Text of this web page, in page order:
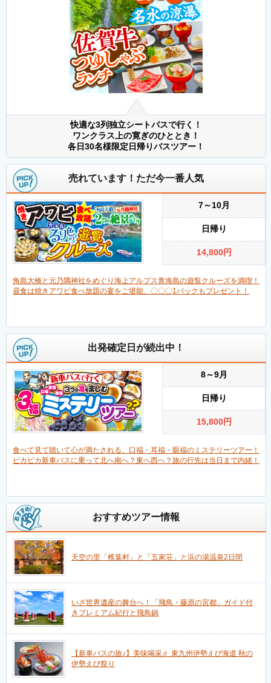
快適な3列独立シートバスで行く！
ワンクラス上の寛ぎのひととき！
各日30名様限定日帰りバスツアー！
売れています！ただ今一番人気
7～10月
日帰り
14,800円
角島大橋と元乃隅神社をめぐり海上アルプス青海島の遊覧クルーズを満喫！
昼食は焼きアワビ食べ放題の宴をご堪能、〇〇〇1パックもプレゼント！
出発確定日が続出中！
8～9月
日帰り
15,800円
食べて見て聴いて心が満たされる、口福・耳福・眼福のミステリーツアー！
ピカピカ新車バスに乗って北へ南へ？東へ西へ？旅の行先は当日まで内緒！
おすすめツアー情報
天空の里「椎葉村」と「五家荘」と浜の湯温泉2日間
いざ世界遺産の舞台へ！「飛鳥・藤原の宮都」ガイド付
きプレミアム紀行と飛鳥鍋
【新車バスの旅♪】美味喝采♬ 東九州伊勢えび海道 秋の
伊勢えび祭り